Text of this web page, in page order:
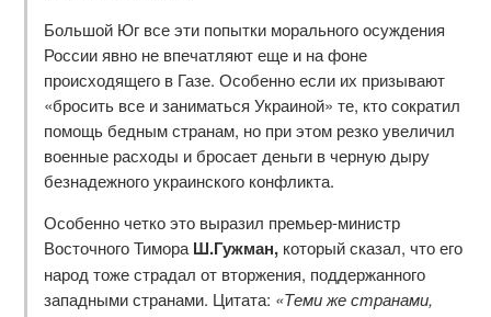
Большой Юг все эти попытки морального осуждения
России явно не впечатляют еще и на фоне
происходящего в Газе. Особенно если их призывают
«бросить все и заниматься Украиной» те, кто сократил
помощь бедным странам, но при этом резко увеличил
военные расходы и бросает деньги в черную дыру
безнадежного украинского конфликта.
Особенно четко это выразил премьер-министр
Восточного Тимора Ш.Гужман, который сказал, что его
народ тоже страдал от вторжения, поддержанного
западными странами. Цитата: «Теми же странами,